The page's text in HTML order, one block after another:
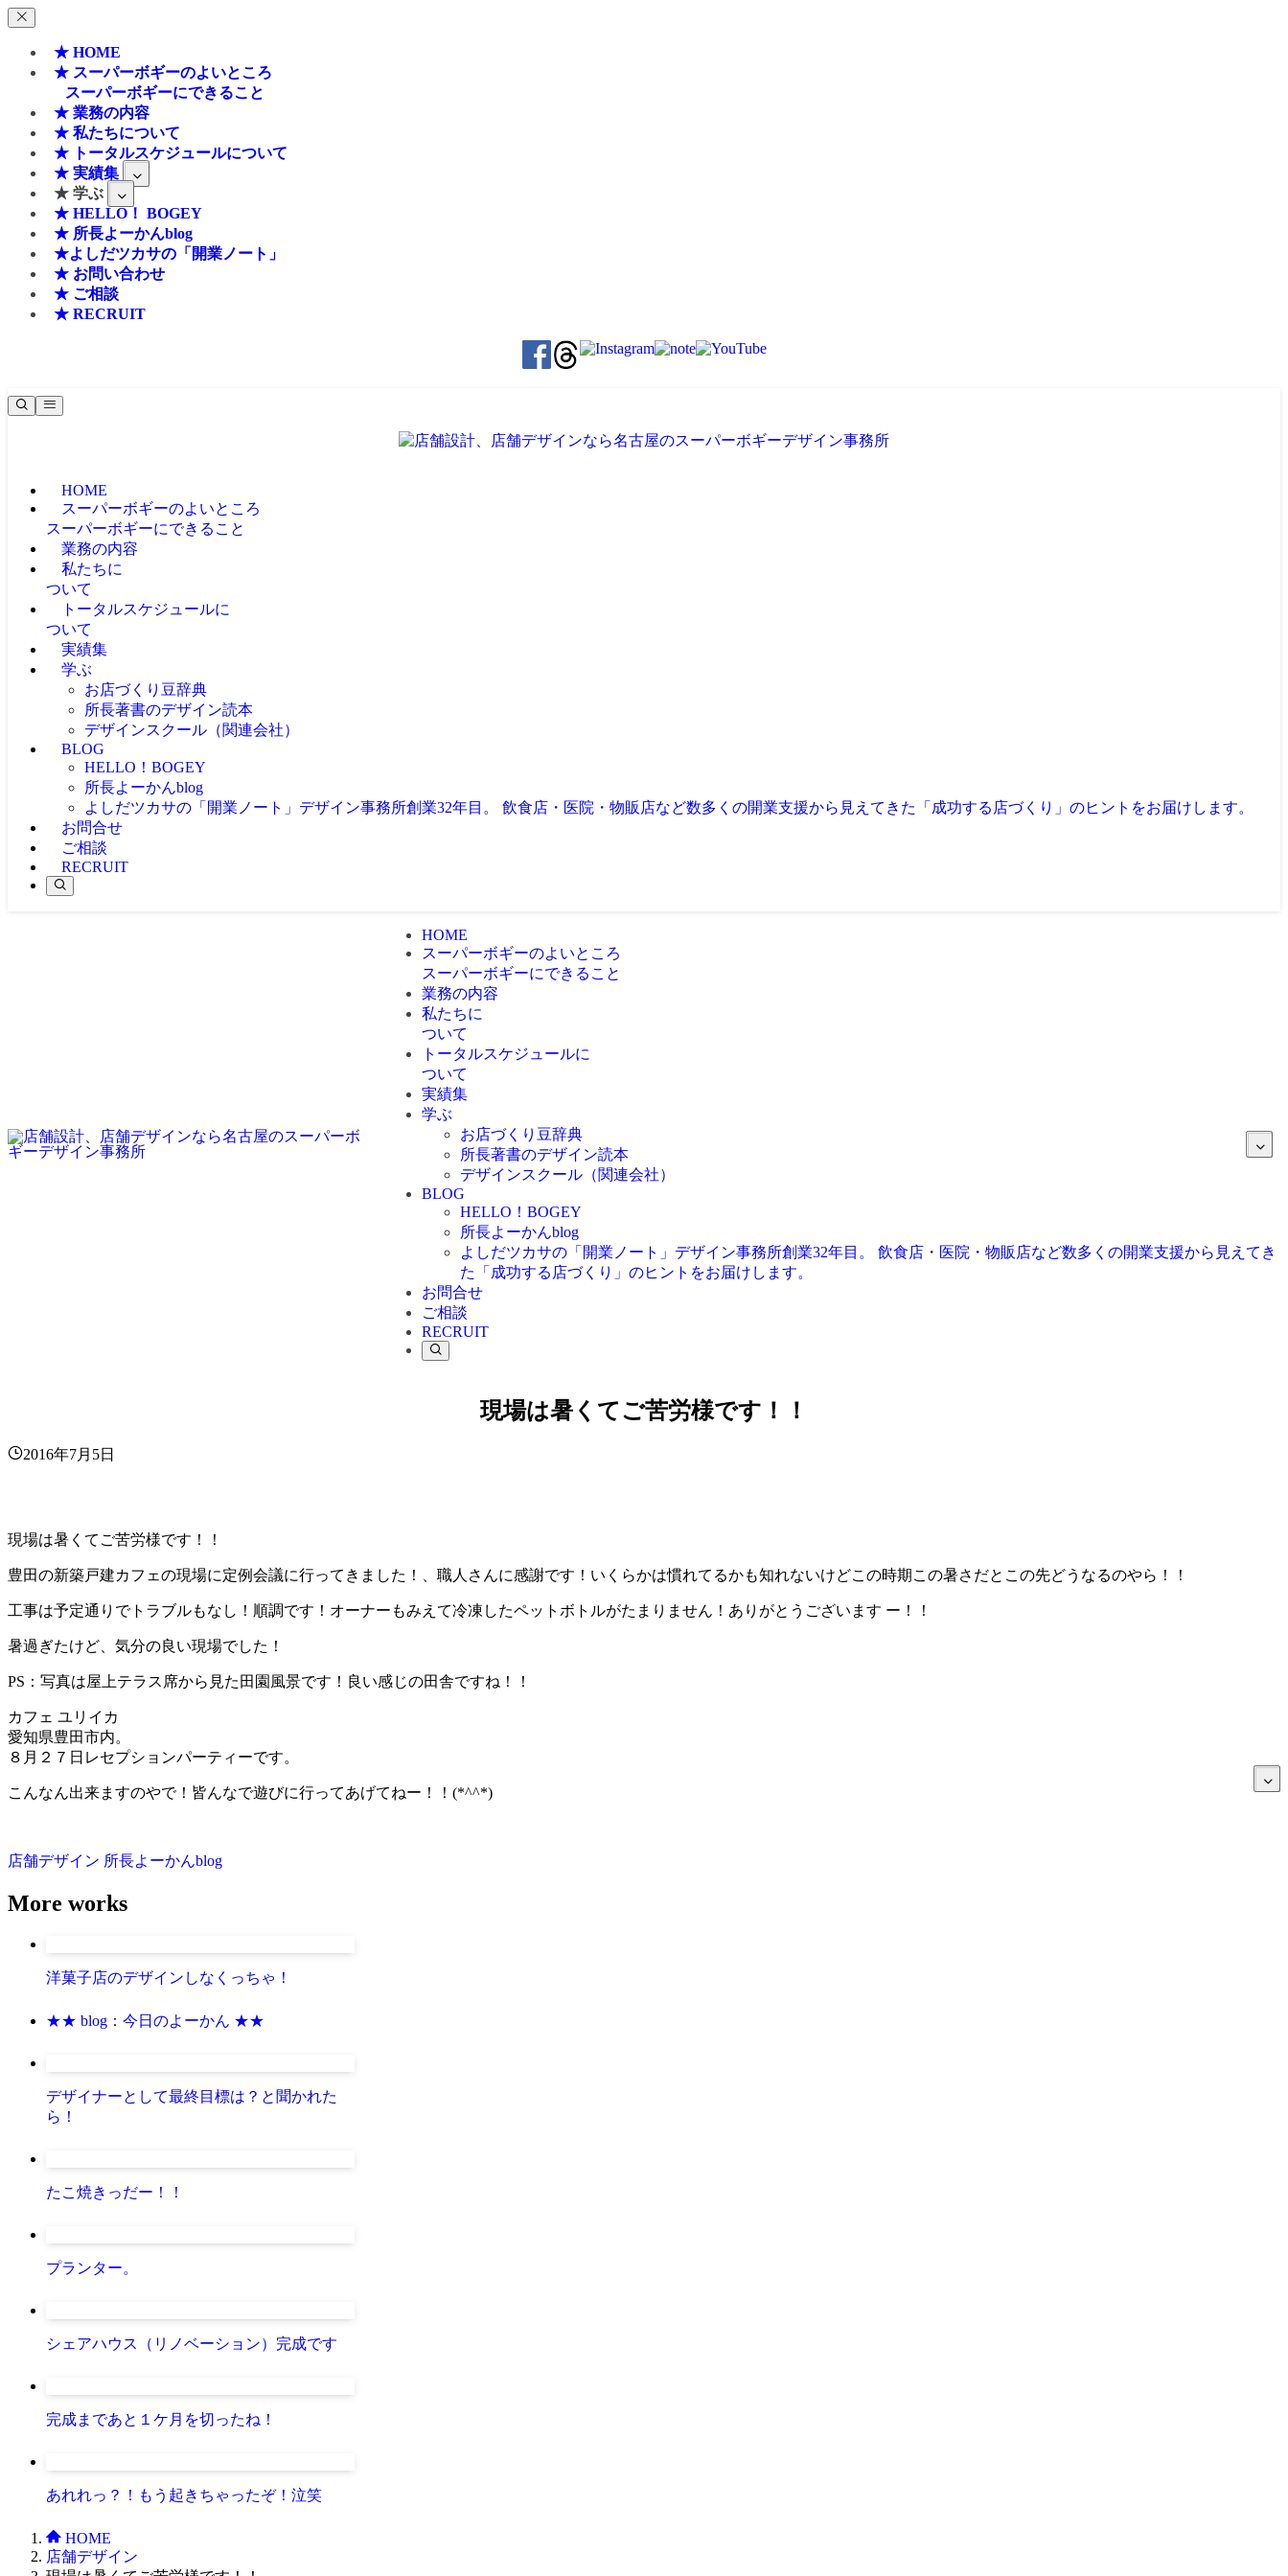
★ HOME
★ スーパーボギーのよいところ
スーパーボギーにできること
★ 業務の内容
★ 私たちについて
★ トータルスケジュールについて
★ 実績集
★ 学ぶ
★ HELLO！ BOGEY
★ 所長よーかんblog
★よしだツカサの「開業ノート」
★ お問い合わせ
★ ご相談
★ RECRUIT
HOME
スーパーボギーのよいところ
スーパーボギーにできること
業務の内容
私たちに
ついて
トータルスケジュールに
ついて
実績集
学ぶ
お店づくり豆辞典
所長著書のデザイン読本
デザインスクール（関連会社）
BLOG
HELLO！BOGEY
所長よーかんblog
よしだツカサの「開業ノート」 デザイン事務所創業32年目。 飲食店・医院・物販店など数多くの開業支援から見えてきた「成功する店づくり」のヒントをお届けします。
お問合せ
ご相談
RECRUIT
HOME
スーパーボギーのよいところ
スーパーボギーにできること
業務の内容
私たちに
ついて
トータルスケジュールに
ついて
実績集
学ぶ
お店づくり豆辞典
所長著書のデザイン読本
デザインスクール（関連会社）
BLOG
HELLO！BOGEY
所長よーかんblog
よしだツカサの「開業ノート」 デザイン事務所創業32年目。 飲食店・医院・物販店など数多くの開業支援から見えてき
た「成功する店づくり」のヒントをお届けします。
お問合せ
ご相談
RECRUIT
現場は暑くてご苦労様です！！
2016年7月5日
現場は暑くてご苦労様です！！
豊田の新築戸建カフェの現場に定例会議に行ってきました！、職人さんに感謝です！いくらかは慣れてるかも知れないけどこの時期この暑さだとこの先どうなるのやら！！
工事は予定通りでトラブルもなし！順調です！オーナーもみえて冷凍したペットボトルがたまりません！ありがとうございます ー！！
暑過ぎたけど、気分の良い現場でした！
PS：写真は屋上テラス席から見た田園風景です！良い感じの田舎ですね！！
カフェ ユリイカ
愛知県豊田市内。
８月２７日レセプションパーティーです。
こんなん出来ますのやで！皆んなで遊びに行ってあげてねー！！(*^^*)
店舗デザイン 所長よーかんblog
More works
洋菓子店のデザインしなくっちゃ！
★★ blog：今日のよーかん ★★
デザイナーとして最終目標は？と聞かれた
ら！
たこ焼きっだー！！
プランター。
シェアハウス（リノベーション）完成です
完成まであと１ケ月を切ったね！
あれれっ？！もう起きちゃったぞ！泣笑
HOME
店舗デザイン